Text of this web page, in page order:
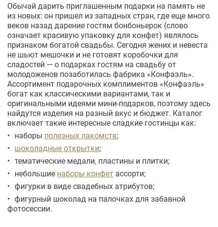
Обычай дарить приглашенным подарки на память не
из новых: он пришел из западных стран, где еще много
веков назад дарение гостям бонбоньерок (слово
означает красивую упаковку для конфет) являлось
признаком богатой свадьбы. Сегодня жених и невеста
не шьют мешочки и не готовят коробочки для
сладостей — о подарках гостям на свадьбу от
молодоженов позаботилась фабрика «Конфаэль».
Ассортимент подарочных комплиментов «Конфаэль»
богат как классическими вариантами, так и
оригинальными идеями мини-подарков, поэтому здесь
найдутся изделия на разный вкус и бюджет. Каталог
включает такие интересные сладкие гостинцы как:
наборы полезных лакомств;
шоколадные открытки;
тематические медали, пластины и плитки;
небольшие наборы конфет ассорти;
фигурки в виде свадебных атрибутов;
фигурный шоколад на палочках для забавной
фотосессии.